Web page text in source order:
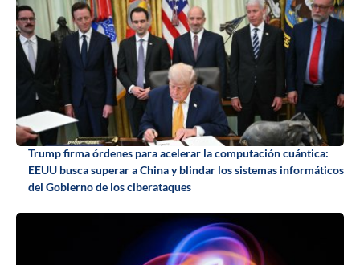
Trump firma órdenes para acelerar la computación cuántica:
EEUU busca superar a China y blindar los sistemas informáticos
del Gobierno de los ciberataques